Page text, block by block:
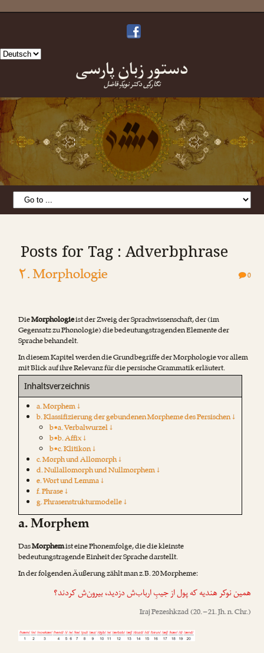
Sprache
دستورِ زبانِ پارسی
نگارشِ دکتر نویدِ فاضل
Posts for Tag : Adverbphrase
۲. Morphologie 0
DieMorphologieist der Zweig der Sprachwissenschaft, der (im
Gegensatz zu Phonologie) die bedeutungstragenden Elemente der
Sprache behandelt.
In diesem Kapitel werden die Grundbegriffe der Morphologie vor allem
mit Blick auf ihre Relevanz für die persische Grammatik erläutert.
Inhaltsverzeichnis
a. Morphem ↓
b. Klassifizierung der gebundenen Morpheme des Persischen ↓
b•a. Verbalwurzel ↓
b•b. Affix ↓
b•c. Klitikon ↓
c. Morph und Allomorph ↓
d. Nullallomorph und Nullmorphem ↓
e. Wort und Lemma ↓
f. Phrase ↓
g. Phrasenstrukturmodelle ↓
a. Morphem
DasMorphemist eine Phonemfolge, die die kleinste
bedeutungstragende Einheit der Sprache darstellt.
In der folgenden Äußerung zählt man z.B. 20 Morpheme:
همین نوکر هندیه که پول از جیبِ ارباب‌ش دزدید، بیرون‌ش کردند؟
Iraj Pezeshkzad(20. – 21. Jh. n. Chr.)